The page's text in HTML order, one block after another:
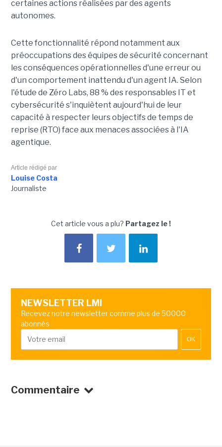
certaines actions réalisées par des agents
autonomes.
Cette fonctionnalité répond notamment aux
préoccupations des équipes de sécurité concernant
les conséquences opérationnelles d'une erreur ou
d'un comportement inattendu d'un agent IA. Selon
l'étude de Zéro Labs, 88 % des responsables IT et
cybersécurité s'inquiètent aujourd'hui de leur
capacité à respecter leurs objectifs de temps de
reprise (RTO) face aux menaces associées à l'IA
agentique.
Article rédigé par
Louise Costa
Journaliste
Cet article vous a plu? Partagez le !
NEWSLETTER LMI
Recevez notre newsletter comme plus de 50000
abonnés
OK
Commentaire